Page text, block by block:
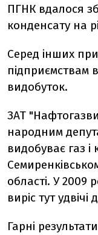
ПГНК вдалося
конденсату на
Серед інших
підприємствам
видобуток.
ЗАТ
народним
видобуває газ
області. У 2009
виріс тут
Гарні